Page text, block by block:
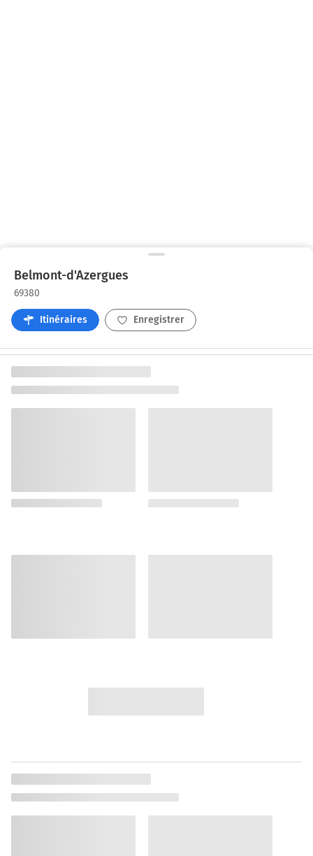
Belmont-d'Azergues
69380
Itinéraires Enregistrer